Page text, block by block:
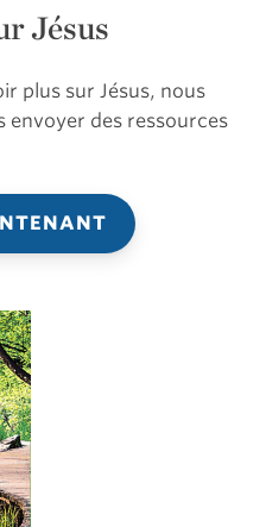
Jésus
plus sur Jésus, nous
envoyer des ressources